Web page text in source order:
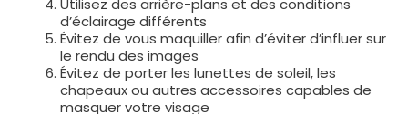
d’éclairage différents
Évitez de vous maquiller afin d’éviter d’influer sur
le rendu des images
Évitez de porter les lunettes de soleil, les
chapeaux ou autres accessoires capables de
masquer votre visage